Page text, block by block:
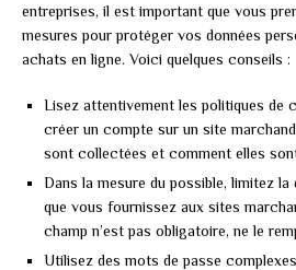
entreprises, il est important que vous
mesures pour protéger vos données
achats en ligne. Voici quelques conseils :
Lisez attentivement les politiques de
créer un compte sur un site
sont collectées et comment elles
Dans la mesure du possible, limitez la
que vous fournissez aux sites
champ n’est pas obligatoire, ne le
Utilisez des mots de passe